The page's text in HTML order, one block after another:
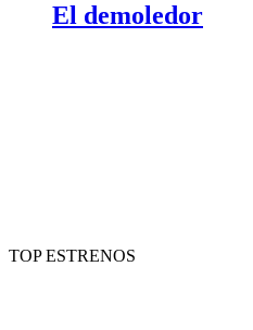
El demoledor
TOP ESTRENOS